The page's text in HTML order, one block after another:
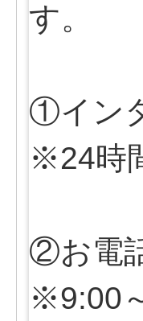
す。
①イン
※24時
②お電
※9:00